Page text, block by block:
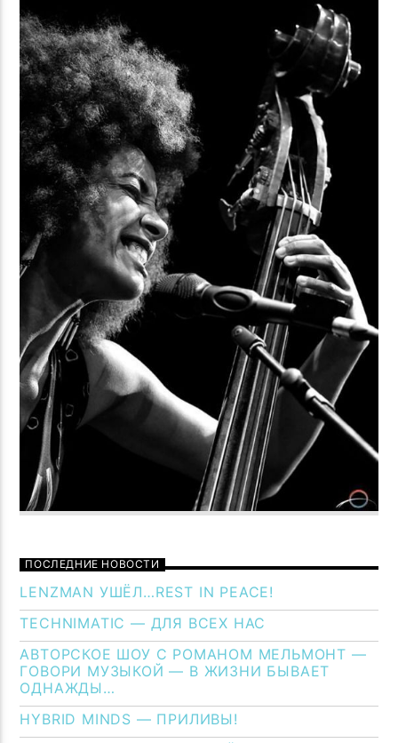
ПОСЛЕДНИЕ НОВОСТИ
LENZMAN УШЁЛ…REST IN PEACE!
TECHNIMATIC — ДЛЯ ВСЕХ НАС
АВТОРСКОЕ ШОУ С РОМАНОМ МЕЛЬМОНТ —
ГОВОРИ МУЗЫКОЙ — В ЖИЗНИ БЫВАЕТ
ОДНАЖДЫ…
HYBRID MINDS — ПРИЛИВЫ!